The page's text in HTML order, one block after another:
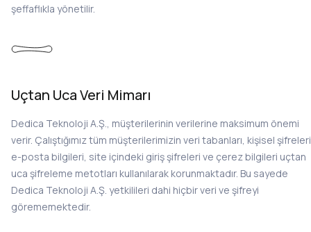
şeffaflıkla yönetilir.
Uçtan Uca Veri Mimarı
Dedica Teknoloji A.Ş., müşterilerinin verilerine maksimum önemi
verir. Çalıştığımız tüm müşterilerimizin veri tabanları, kişisel
e-posta bilgileri, site içindeki giriş şifreleri ve çerez bilgileri uçtan
uca şifreleme metotları kullanılarak korunmaktadır. Bu sayede
Dedica Teknoloji A.Ş. yetkilileri dahi hiçbir veri ve şifreyi
görememektedir.